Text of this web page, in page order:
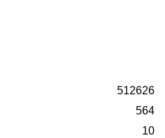
512626
564
10